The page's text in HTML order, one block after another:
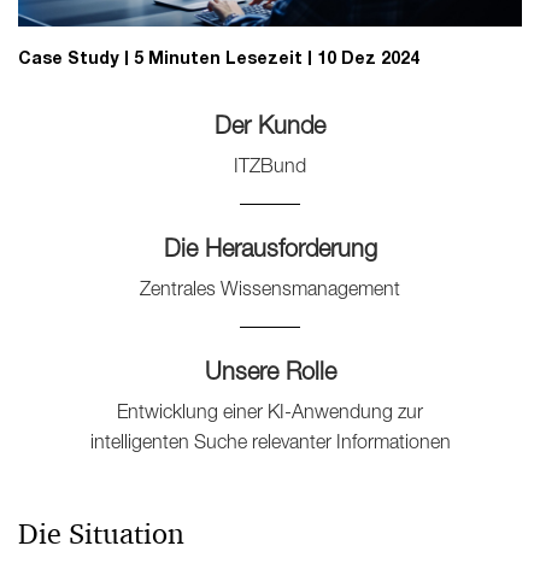
Case Study 5 Minuten Lesezeit 10 Dez 2024
Der Kunde
ITZBund
Die Herausforderung
Zentrales Wissensmanagement
Unsere Rolle
Entwicklung einer KI-Anwendung zur
intelligenten Suche relevanter Informationen
Die Situation